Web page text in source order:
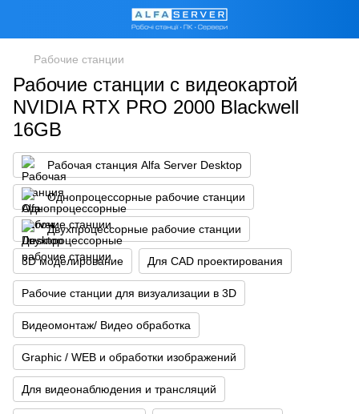
Рабочие станции
Рабочие станции с видеокартой
NVIDIA RTX PRO 2000 Blackwell
16GB
Рабочая станция Alfa Server Desktop
Однопроцессорные рабочие станции
Двухпроцессорные рабочие станции
3D моделирование Для CAD проектирования
Рабочие станции для визуализации в 3D
Видеомонтаж/ Видео обработка
Graphic / WEB и обработки изображений
Для видеонаблюдения и трансляций